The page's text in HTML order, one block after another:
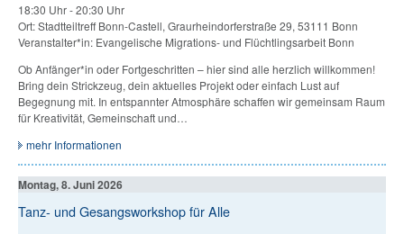
18:30 Uhr-20:30 Uhr
Ort: Stadtteiltreff Bonn-Castell, Graurheindorferstraße 29, 53111 Bonn
Veranstalter*in: Evangelische Migrations- und Flüchtlingsarbeit Bonn
Ob Anfänger*in oder Fortgeschritten – hier sind alle herzlich willkommen!
Bring dein Strickzeug, dein aktuelles Projekt oder einfach Lust auf
Begegnung mit. In entspannter Atmosphäre schaffen wir gemeinsam Raum
für Kreativität, Gemeinschaft und…
mehr Informationen
Montag, 8. Juni 2026
Tanz- und Gesangsworkshop für Alle